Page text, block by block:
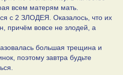
всем матерям мать.
с 2 ЗЛОДЕЯ. Оказалось, что их
причём вовсе не злодей, а
большая трещина и
поэтому завтра будьте